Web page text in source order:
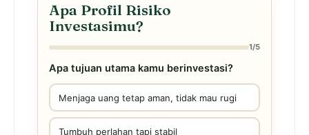
Apa Profil Risiko
Investasimu?
1/5
Apa tujuan utama kamu berinvestasi?
Menjaga uang tetap aman, tidak mau rugi
Tumbuh perlahan tapi stabil